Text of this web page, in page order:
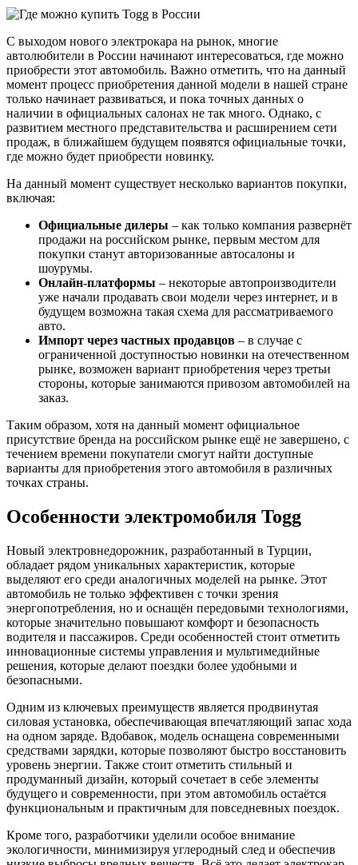
С выходом нового электрокара на рынок, многие
автолюбители в России начинают интересоваться, где можно
приобрести этот автомобиль. Важно отметить, что на данный
момент процесс приобретения данной модели в нашей стране
только начинает развиваться, и пока точных данных о
наличии в официальных салонах не так много. Однако, с
развитием местного представительства и расширением сети
продаж, в ближайшем будущем появятся официальные точки,
где можно будет приобрести новинку.
На данный момент существует несколько вариантов покупки,
включая:
Официальные дилеры – как только компания развернёт
продажи на российском рынке, первым местом для
покупки станут авторизованные автосалоны и
шоурумы.
Онлайн-платформы – некоторые автопроизводители
уже начали продавать свои модели через интернет, и в
будущем возможна такая схема для рассматриваемого
авто.
Импорт через частных продавцов – в случае с
ограниченной доступностью новинки на отечественном
рынке, возможен вариант приобретения через третьи
стороны, которые занимаются привозом автомобилей на
заказ.
Таким образом, хотя на данный момент официальное
присутствие бренда на российском рынке ещё не завершено, с
течением времени покупатели смогут найти доступные
варианты для приобретения этого автомобиля в различных
точках страны.
Особенности электромобиля Togg
Новый электровнедорожник, разработанный в Турции,
обладает рядом уникальных характеристик, которые
выделяют его среди аналогичных моделей на рынке. Этот
автомобиль не только эффективен с точки зрения
энергопотребления, но и оснащён передовыми технологиями,
которые значительно повышают комфорт и безопасность
водителя и пассажиров. Среди особенностей стоит отметить
инновационные системы управления и мультимедийные
решения, которые делают поездки более удобными и
безопасными.
Одним из ключевых преимуществ является продвинутая
силовая установка, обеспечивающая впечатляющий запас хода
на одном заряде. Вдобавок, модель оснащена современными
средствами зарядки, которые позволяют быстро восстановить
уровень энергии. Также стоит отметить стильный и
продуманный дизайн, который сочетает в себе элементы
будущего и современности, при этом автомобиль остаётся
функциональным и практичным для повседневных поездок.
Кроме того, разработчики уделили особое внимание
экологичности, минимизируя углеродный след и обеспечив